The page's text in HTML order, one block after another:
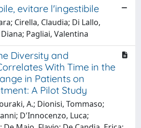
evitare l'ingestibile
Cirella, Claudia; Di Lallo,
Pagliai, Valentina
Diversity and
With Time in the
in Patients on
A Pilot Study
A.; Dionisi, Tommaso;
D'Innocenzo, Luca;